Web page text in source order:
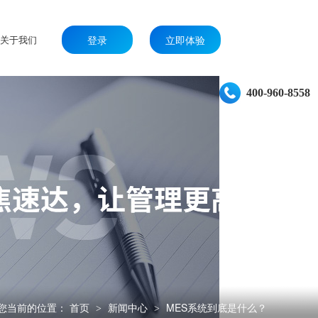
关于我们 登录 立即体验
400-960-8558
当前的位置： 首页 > 新闻中心 > MES系统到底是什么？